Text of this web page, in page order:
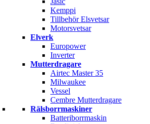
Kemppi
Tillbehör Elsvetsar
Motorsvetsar
Elverk
Europower
Inverter
Mutterdragare
Airtec Master 35
Milwaukee
Vessel
Cembre Mutterdragare
Rälsborrmaskiner
Batteriborrmaskin